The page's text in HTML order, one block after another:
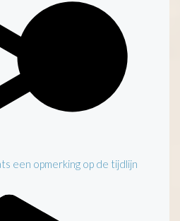
een opmerking op de tijdlijn